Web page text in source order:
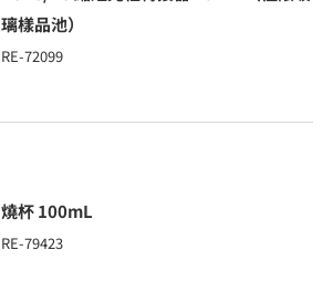
璃樣品池）
RE-72099
燒杯 100mL
RE-79423